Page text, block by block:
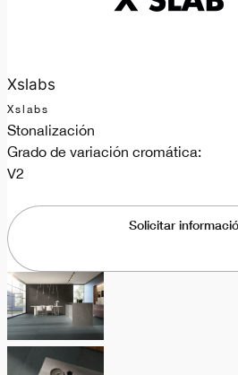
Xslabs
Xslabs
Stonalización
Grado de variación cromática:
V2
Solicitar